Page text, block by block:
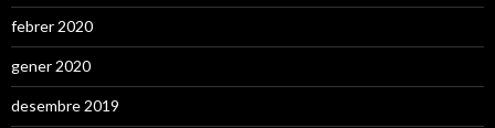
febrer 2020
gener 2020
desembre 2019